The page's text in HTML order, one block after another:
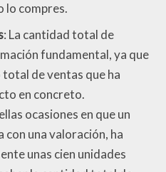
lo compres.
: La cantidad total de
fundamental, ya que
de ventas que ha
en concreto.
ocasiones en que un
una valoración, ha
unas cien unidades